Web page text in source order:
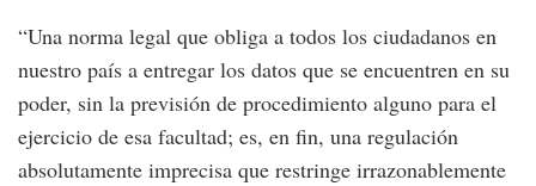
“Una norma legal que obliga a todos los ciudadanos en
nuestro país a entregar los datos que se encuentren en su
poder, sin la previsión de procedimiento alguno para el
ejercicio de esa facultad; es, en fin, una regulación
absolutamente imprecisa que restringe irrazonablemente